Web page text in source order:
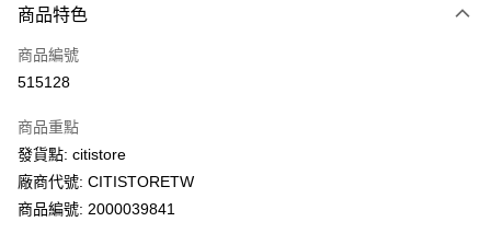
信用卡
AlipayHK
WeChat Pay
送貨方式
商品特色
商品編號
515128
商品重點
發貨點: citistore
廠商代號: CITISTORETW
商品編號: 2000039841